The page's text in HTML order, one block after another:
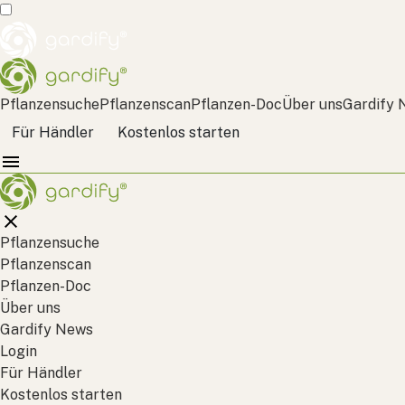
PflanzensuchePflanzenscanPflanzen-DocÜber unsGardify
Für Händler
Kostenlos starten
Pflanzensuche
Pflanzenscan
Pflanzen-Doc
Über uns
Gardify News
Login
Für Händler
Kostenlos starten